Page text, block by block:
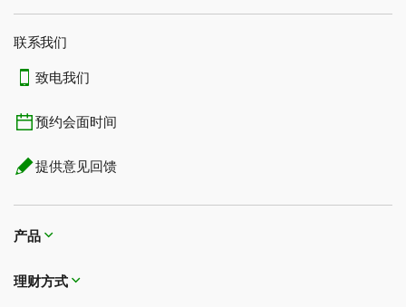
联系我们​​​​​​​
致电我们
预约会面时间
提供意见回馈
产品
理财方式